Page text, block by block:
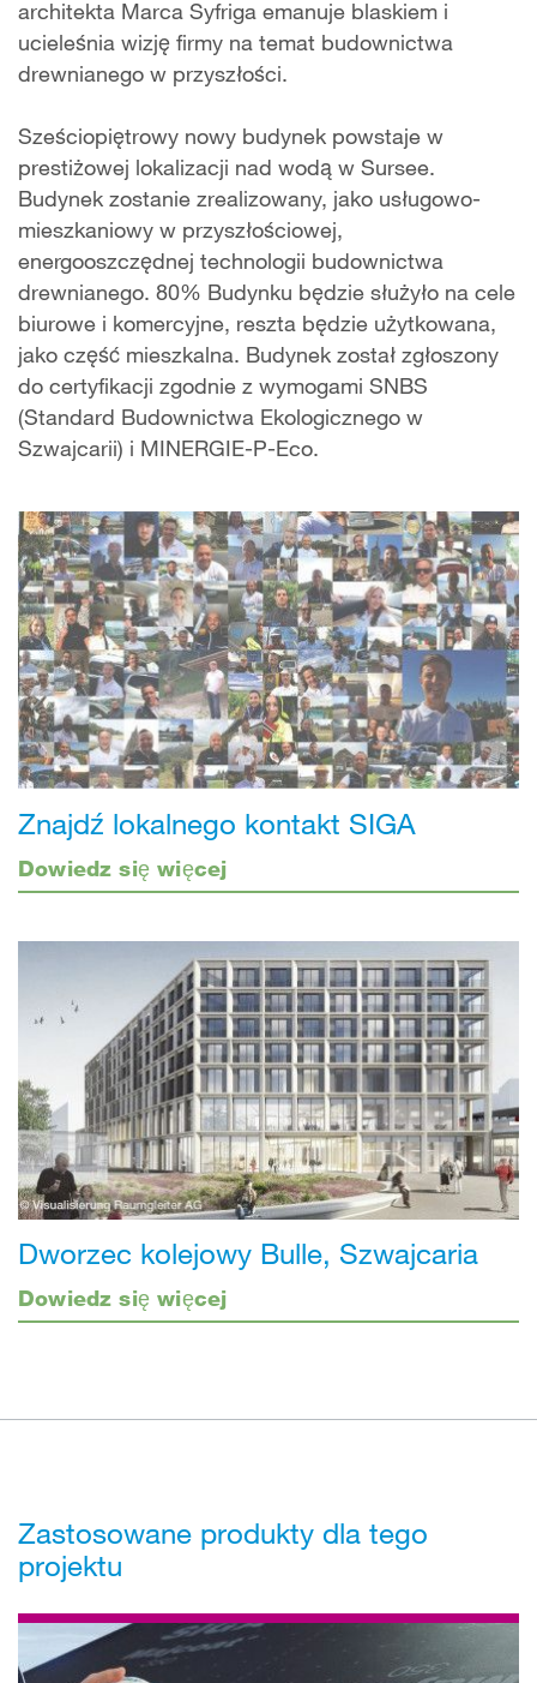
architekta Marca Syfriga emanuje blaskiem i
ucieleśnia wizję firmy na temat budownictwa
drewnianego w przyszłości.
Sześciopiętrowy nowy budynek powstaje w
prestiżowej lokalizacji nad wodą w Sursee.
Budynek zostanie zrealizowany, jako usługowo-
mieszkaniowy w przyszłościowej,
energooszczędnej technologii budownictwa
drewnianego. 80% Budynku będzie służyło na cele
biurowe i komercyjne, reszta będzie użytkowana,
jako część mieszkalna. Budynek został zgłoszony
do certyfikacji zgodnie z wymogami SNBS
(Standard Budownictwa Ekologicznego w
Szwajcarii) i MINERGIE-P-Eco.
Znajdź lokalnego kontakt SIGA
Dowiedz się więcej
Dworzec kolejowy Bulle, Szwajcaria
Dowiedz się więcej
Zastosowane produkty dla tego
projektu